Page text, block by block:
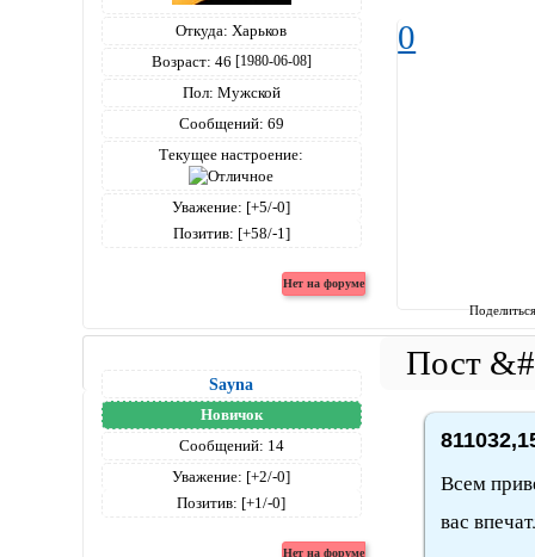
Откуда: Харьков
Возраст: 46 [1980-06-08]
Пол: Мужской
Сообщений: 69
Текущее настроение:
Уважение: [+5/-0]
Позитив: [+58/-1]
0
Sayna
Новичок
Сообщений: 14
Уважение: [+2/-0]
Позитив: [+1/-0]
Всем
вас